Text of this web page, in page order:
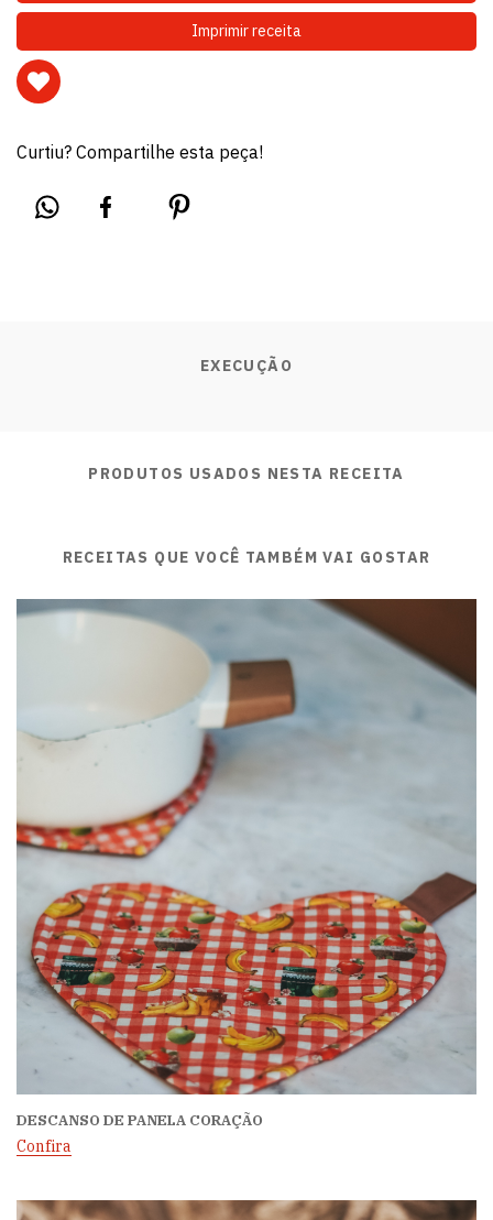
Imprimir receita
Curtiu? Compartilhe esta peça!
EXECUÇÃO
PRODUTOS USADOS NESTA RECEITA
RECEITAS QUE VOCÊ TAMBÉM VAI GOSTAR
DESCANSO DE PANELA CORAÇÃO
Confira